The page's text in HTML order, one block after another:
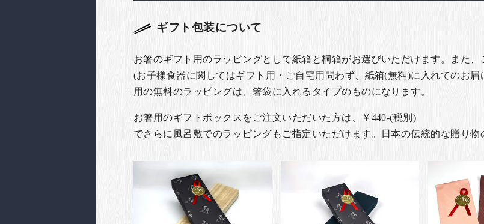
ギフト包装について
お箸のギフト用のラッピングとして紙箱と桐箱がお選びいただけます。また
(お子様食器に関してはギフト用・ご自宅用問わず、紙箱(無料)に入れてのお
用の無料のラッピングは、箸袋に入れるタイプのものになります。
お箸用のギフトボックスをご注文いただいた方は、￥440-(税別)
でさらに風呂敷でのラッピングもご指定いただけます。日本の伝統的な贈り